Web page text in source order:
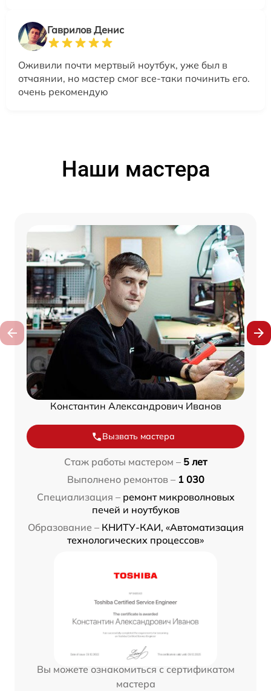
Гаврилов Денис
Оживили почти мертвый ноутбук, уже был в
отчаянии, но мастер смог все-таки починить его.
очень рекомендую
Наши мастера
Константин Александрович Иванов
Вызвать мастера
Стаж работы мастером – 5 лет
Выполнено ремонтов – 1 030
Специализация – ремонт микроволновых
печей и ноутбуков
Образование – КНИТУ-КАИ, «Автоматизация
технологических процессов»
Вы можете ознакомиться с сертификатом
мастера